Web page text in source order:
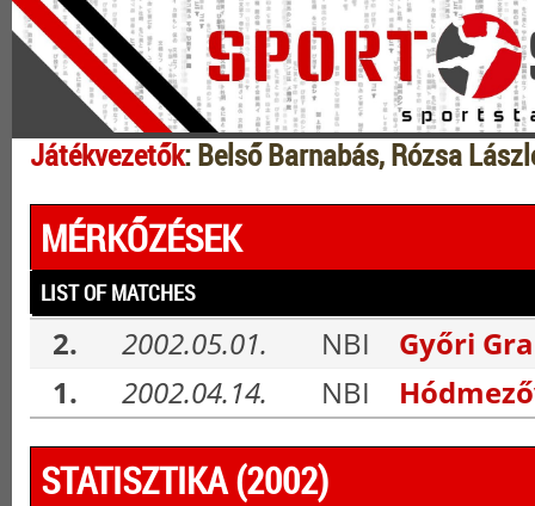
Játékvezetők: Belső Barnabás, Rózsa
MÉRKŐZÉSEK
LIST OF MATCHES
2. 2002.05.01. NBI
Győri
1.
2002.04.14. NBI
STATISZTIKA (2002)